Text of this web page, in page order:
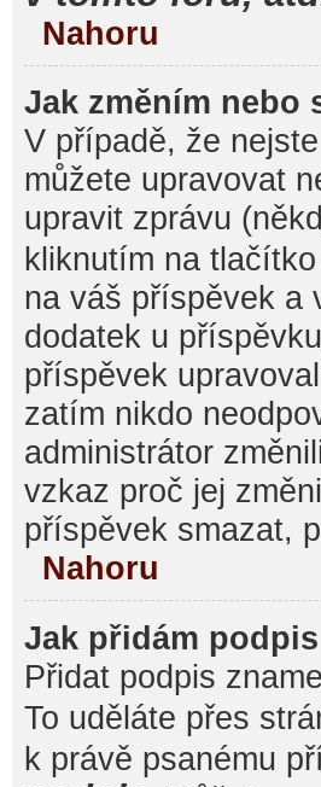
Nahoru
Jak změním nebo
V případě, že
můžete upravovat
upravit zprávu
kliknutím na tlačítko
na váš příspěvek a
dodatek u
příspěvek
zatím nikdo
administrátor
vzkaz proč jej
příspěvek smazat,
Nahoru
Jak přidám
Přidat podpis
To uděláte přes
k právě psanému